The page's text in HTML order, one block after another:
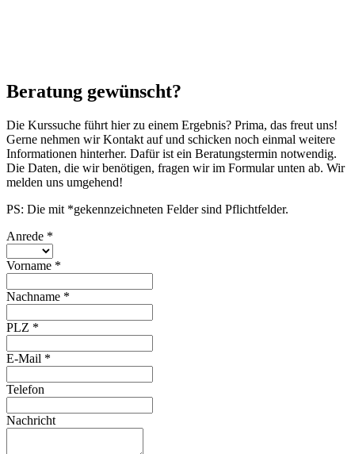
Beratung gewünscht?
Die Kurssuche führt hier zu einem Ergebnis? Prima, das freut uns!
Gerne nehmen wir Kontakt auf und schicken noch einmal weitere
Informationen hinterher. Dafür ist ein Beratungstermin notwendig.
Die Daten, die wir benötigen, fragen wir im Formular unten ab. Wir
melden uns umgehend!
PS: Die mit *gekennzeichneten Felder sind Pflichtfelder.
Anrede *
Vorname *
Nachname *
PLZ *
E-Mail *
Telefon
Nachricht